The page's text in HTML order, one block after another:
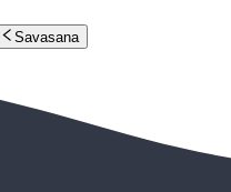
Savasana